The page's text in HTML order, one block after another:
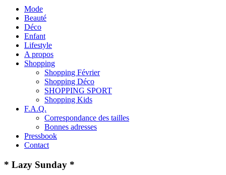
Mode
Beauté
Déco
Enfant
Lifestyle
A propos
Shopping
Shopping Février
Shopping Déco
SHOPPING SPORT
Shopping Kids
F.A.Q.
Correspondance des tailles
Bonnes adresses
Pressbook
Contact
* Lazy Sunday *